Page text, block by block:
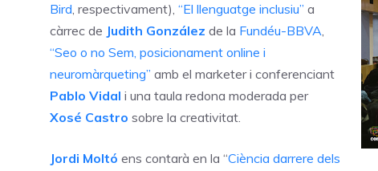
Bird, respectivament), “El llenguatge inclusiu” a
càrrec de Judith González de la Fundéu-BBVA,
“Seo o no Sem, posicionament online i
neuromàrqueting” amb el marketer i conferenciant
Pablo Vidal i una taula redona moderada per
Xosé Castro sobre la creativitat.
Jordi Moltó ens contarà en la “Ciència darrere dels